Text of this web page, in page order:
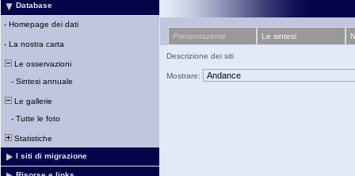
Database
- Homepage dei dati
- La nostra carta
Le osservazioni
- Sintesi annuale
Le gallerie
- Tutte le foto
Statistiche
I siti di migrazione
Presentazione Le sintesi
Descrizione dei siti
Mostrare: